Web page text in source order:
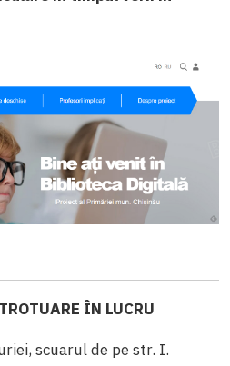
ÎN LUCRU
scuarul de pe str. I.